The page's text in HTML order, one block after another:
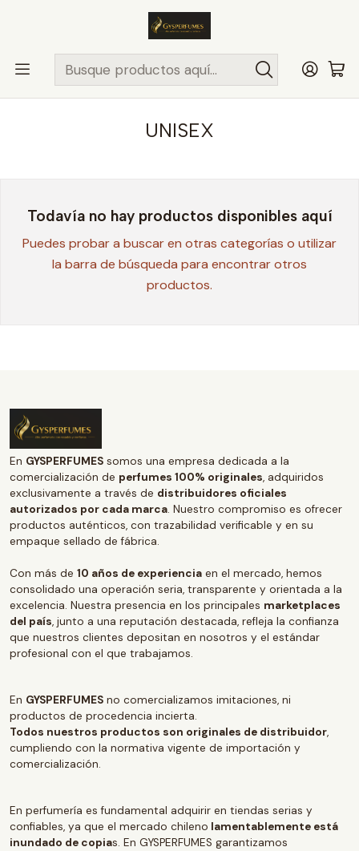
en compras hasta las 13Hrs, valido solo en
Comunas ..>>
Inicio PERFUMES NICHO CREED UNISEX
UNISEX
Todavía no hay productos disponibles aquí
Puedes probar a buscar en otras categorías o utilizar
la barra de búsqueda para encontrar otros
productos.
En GYSPERFUMES somos una empresa dedicada a la
comercialización de perfumes 100% originales, adquiridos
exclusivamente a través de distribuidores oficiales
autorizados por cada marca. Nuestro compromiso es ofrecer
productos auténticos, con trazabilidad verificable y en su
empaque sellado de fábrica.
Con más de 10 años de experiencia en el mercado, hemos
consolidado una operación seria, transparente y orientada a la
excelencia. Nuestra presencia en los principales marketplaces
del país, junto a una reputación destacada, refleja la confianza
que nuestros clientes depositan en nosotros y el estándar
profesional con el que trabajamos.
En GYSPERFUMES no comercializamos imitaciones, ni
productos de procedencia incierta.
Todos nuestros productos son originales de distribuidor,
cumpliendo con la normativa vigente de importación y
comercialización.
En perfumería es fundamental adquirir en tiendas serias y
confiables, ya que el mercado chileno lamentablemente está
inundado de copias. En GYSPERFUMES garantizamos